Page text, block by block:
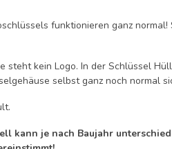
funktionieren ganz
steht kein Logo. In der Schlüssel
selbst ganz noch normal
kann je nach Baujahr